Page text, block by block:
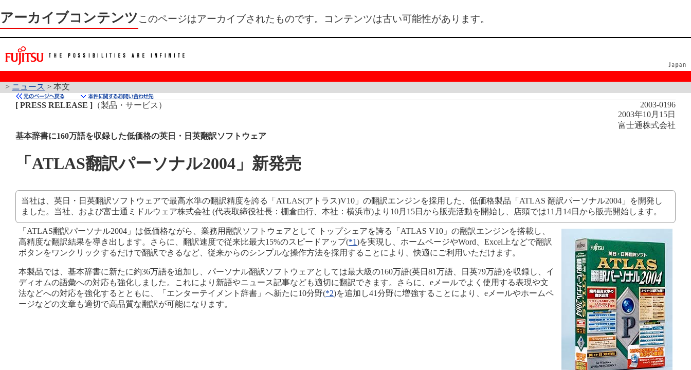
アーカイブコンテンツこのページはアーカイブされたものです。コンテンツは古い可能性があります。
> ニュース > 本文
[ PRESS RELEASE ] （製品・サービス）
2003-0196
2003年10月15日
富士通株式会社
基本辞書に160万語を収録した低価格の英日・日英翻訳ソフトウェア
「ATLAS翻訳パーソナル2004」新発売
当社は、英日・日英翻訳ソフトウェアで最高水準の翻訳精度を誇る「ATLAS(アトラス)V10」の翻訳エンジンを採用した、低価格製品「ATLAS 翻訳パーソナル2004」を開発し
ました。当社、および富士通ミドルウェア株式会社 (代表取締役社長：棚倉由行、本社：横浜市)より10月15日から販売活動を開始し、店頭では11月14日から販売開始します。
「ATLAS翻訳パーソナル2004」は低価格ながら、業務用翻訳ソフトウェアとして トップシェアを誇る「ATLAS V10」の翻訳エンジンを搭載し、
高精度な翻訳結果を導き出します。さらに、翻訳速度で従来比最大15%のスピードアップ(*1)を実現し、ホームページやWord、Excel上などで翻訳
ボタンをワンクリックするだけで翻訳できるなど、従来からのシンプルな操作方法を採用することにより、快適にご利用いただけます。
本製品では、基本辞書に新たに約36万語を追加し、パーソナル翻訳ソフトウェアとしては最大級の160万語(英日81万語、日英79万語)を収録し、イ
ディオムの語彙への対応も強化しました。これにより新語やニュース記事なども適切に翻訳できます。さらに、eメールでよく使用する表現や文
法などへの対応を強化するとともに、「エンターテイメント辞書」へ新たに10分野(*2)を追加し41分野に増強することにより、eメールやホームペ
ージなどの文章も適切で高品質な翻訳が可能になります。